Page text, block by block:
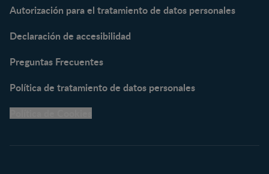
NESTUM®
NESCARE®
Herramientas
Autorización para el tratamiento de datos personales
Declaración de accesibilidad
Preguntas Frecuentes
Política de tratamiento de datos personales